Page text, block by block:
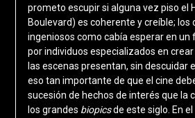
prometo escupir si alguna vez piso el
Boulevard) es coherente y creíble; los
ingeniosos como cabía esperar en
por individuos especializados en
las escenas presentan, sin descuidar
eso tan importante de que el cine
sucesión de hechos de interés que la
los grandes biopicsde este siglo. En